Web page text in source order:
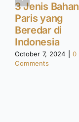
3 Jenis Bahan
Paris yang
Beredar di
Indonesia
October 7, 2024
0
Comments